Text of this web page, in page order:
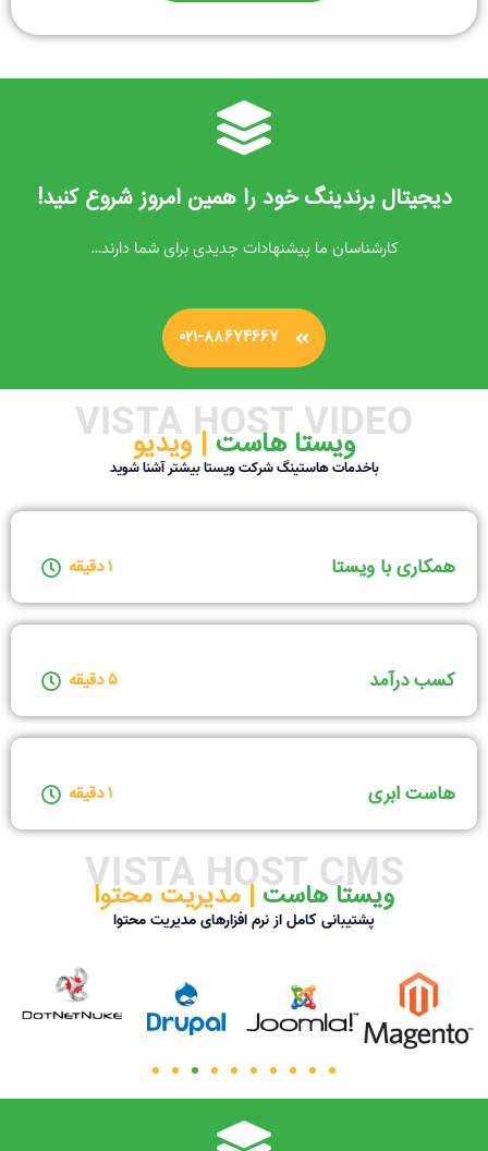
دیجیتال برندینگ خود را همین امروز شروع کنید!
کارشناسان ما پیشنهادات جدیدی برای شما دارند…
۰۲۱-۸۸۶۷۴۶۶۷
VISTA HOST VIDEO
ویستا هاست ‌| ویدیو
باخدمات هاستینگ شرکت ویستا بیشتر آشنا شوید
همکاری با ویستا ۱ دقیقه
کسب درآمد ۵ دقیقه
هاست ابری ۱ دقیقه
VISTA HOST CMS
ویستا هاست ‌ | مدیریت محتوا
پشتیبانی کامل از نرم افزارهای مدیریت محتوا